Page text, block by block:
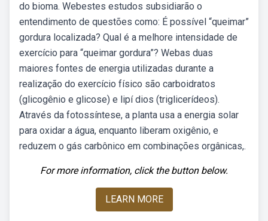
do bioma. Webestes estudos subsidiarão o
entendimento de questões como: É possível “queimar”
gordura localizada? Qual é a melhore intensidade de
exercício para “queimar gordura”? Webas duas
maiores fontes de energia utilizadas durante a
realização do exercício físico são carboidratos
(glicogênio e glicose) e lipí­ dios (triglicerídeos).
Através da fotossíntese, a planta usa a energia solar
para oxidar a água, enquanto liberam oxigênio, e
reduzem o gás carbônico em combinações orgânicas,.
For more information, click the button below.
LEARN MORE